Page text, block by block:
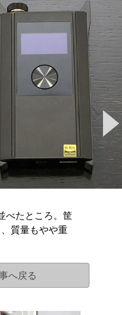
べたところ。筐
質量もやや重
へ戻る